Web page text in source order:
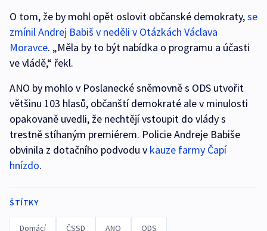
O tom, že by mohl opět oslovit občanské demokraty,se
zmínil Andrej Babiš v neděli v Otázkách Václava
Moravce. „Měla by to být nabídka o programu a účasti
ve vládě,“ řekl.
ANO by mohlo v Poslanecké sněmovně s ODS utvořit
většinu 103 hlasů, občanští demokraté ale v minulosti
opakovaně uvedli, že nechtějí vstoupit do vlády s
trestně stíhaným premiérem. Policie Andreje Babiše
obvinila z dotačního podvodu v kauze farmy Čapí
hnízdo.
ŠTÍTKY
Domácí ČSSD ANO ODS